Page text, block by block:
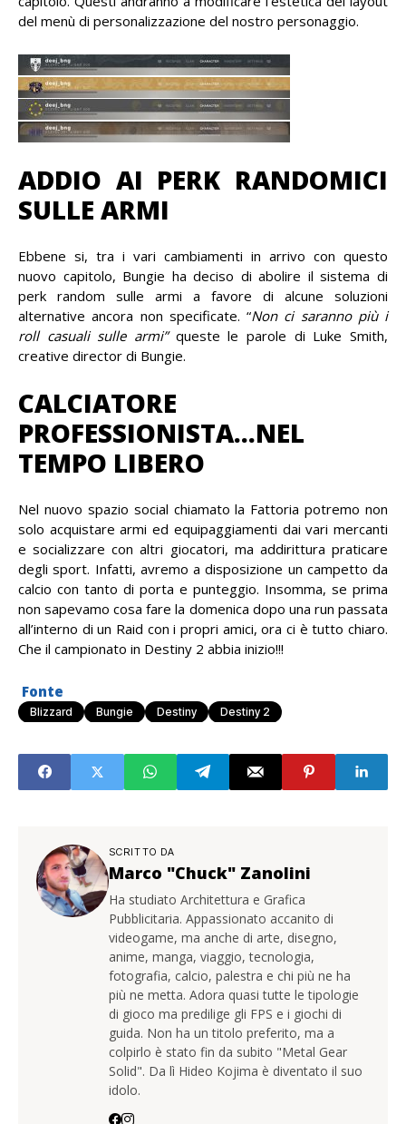
del menù di personalizzazione del nostro personaggio.
ADDIO AI PERK RANDOMICI
SULLE ARMI
Ebbene si, tra i vari cambiamenti in arrivo con questo
nuovo capitolo, Bungie ha deciso di abolire il sistema di
perk random sulle armi a favore di alcune soluzioni
alternative ancora non specificate. “Non ci saranno più i
roll casuali sulle armi” queste le parole di Luke Smith,
creative director di Bungie.
CALCIATORE
PROFESSIONISTA…NEL
TEMPO LIBERO
Nel nuovo spazio social chiamato la Fattoria potremo non
solo acquistare armi ed equipaggiamenti dai vari mercanti
e socializzare con altri giocatori, ma addirittura praticare
degli sport. Infatti, avremo a disposizione un campetto da
calcio con tanto di porta e punteggio. Insomma, se prima
non sapevamo cosa fare la domenica dopo una run passata
all’interno di un Raid con i propri amici, ora ci è tutto chiaro.
Che il campionato in Destiny 2 abbia inizio!!!
Fonte
Blizzard Bungie Destiny Destiny 2
SCRITTO DA
Marco "Chuck" Zanolini
Ha studiato Architettura e Grafica
Pubblicitaria. Appassionato accanito di
videogame, ma anche di arte, disegno,
anime, manga, viaggio, tecnologia,
fotografia, calcio, palestra e chi più ne ha
più ne metta. Adora quasi tutte le tipologie
di gioco ma predilige gli FPS e i giochi di
guida. Non ha un titolo preferito, ma a
colpirlo è stato fin da subito "Metal Gear
Solid". Da lì Hideo Kojima è diventato il suo
idolo.